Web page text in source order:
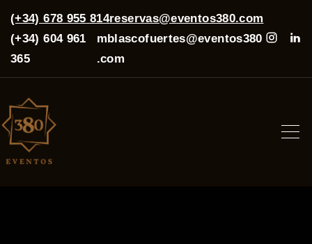
(+34) 678 955 814reservas@eventos380.com
(+34) 604 961
365
mblascofuertes@eventos380
.com